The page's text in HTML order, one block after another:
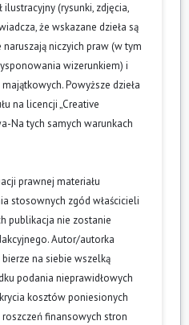
ilustracyjny (rysunki, zdjęcia,
że wskazane dzieła są
niczyich praw (w tym
wizerunkiem) i
Powyższe dzieła
na licencji „Creative
Na tych samych warunkach
prawnej materiału
stosownych zgód właścicieli
publikacja nie zostanie
Autor/autorka
na siebie wszelką
podania nieprawidłowych
kosztów poniesionych
finansowych stron